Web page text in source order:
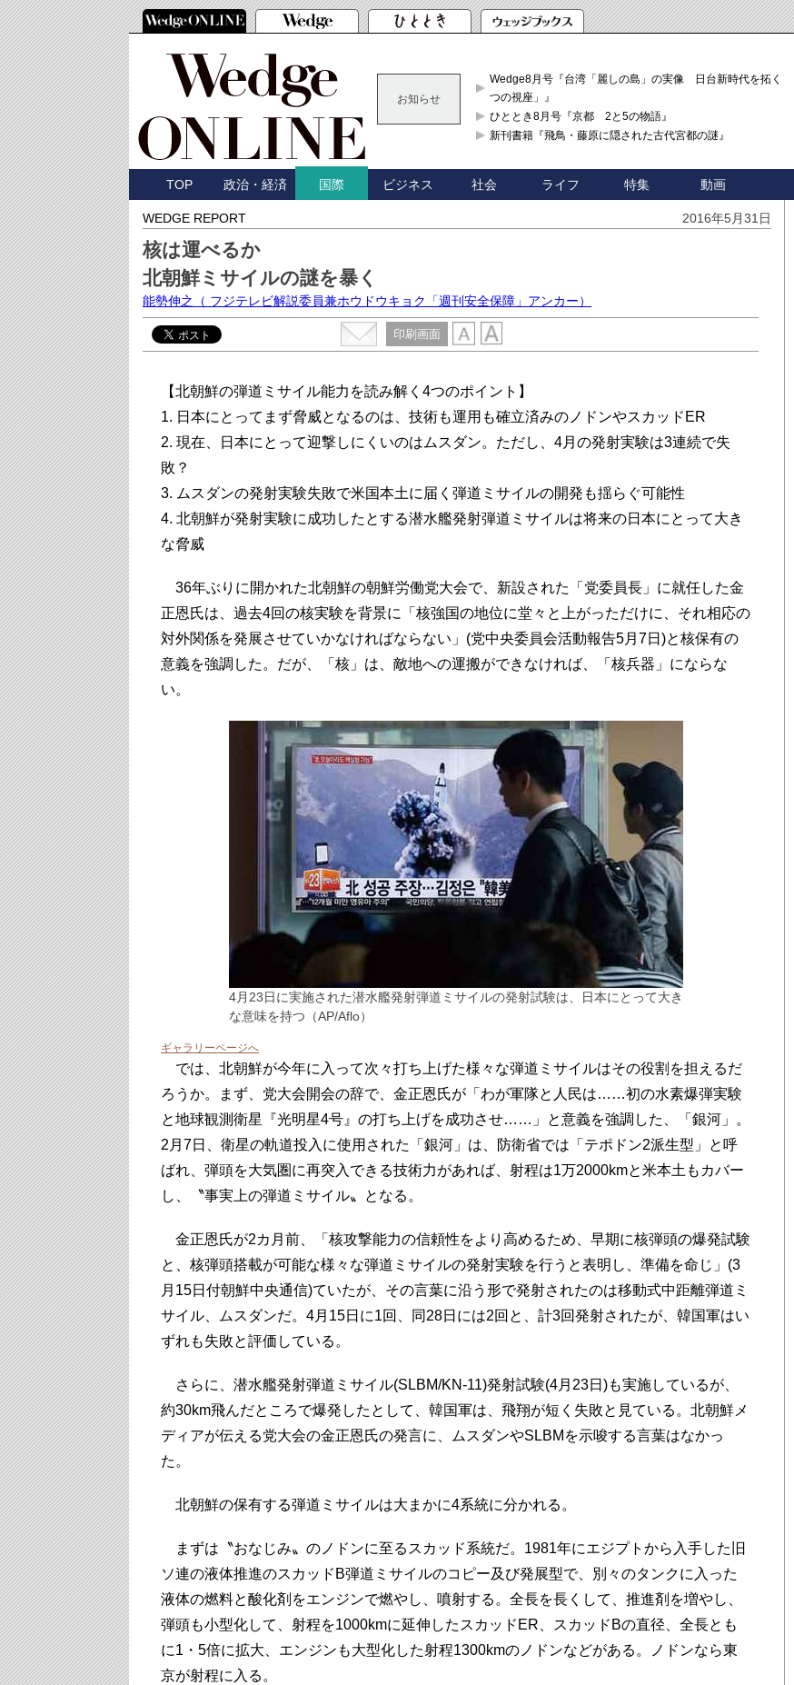
お知らせ
Wedge8月号『台湾「麗しの島」の実像 日台新時代を拓く「3
つの視座」』
ひととき8月号『京都 2と5の物語』
新刊書籍『飛鳥・藤原に隠された古代宮都の謎』
TOP 政治・経済 国際 ビジネス 社会 ライフ 特集 動画
WEDGE REPORT 2016年5月31日
核は運べるか
北朝鮮ミサイルの謎を暴く
能勢伸之 （ フジテレビ解説委員兼ホウドウキョク「週刊安全保障」アンカー）
印刷画面
【北朝鮮の弾道ミサイル能力を読み解く4つのポイント】
1. 日本にとってまず脅威となるのは、技術も運用も確立済みのノドンやスカッドER
2. 現在、日本にとって迎撃しにくいのはムスダン。ただし、4月の発射実験は3連続で失
敗？
3. ムスダンの発射実験失敗で米国本土に届く弾道ミサイルの開発も揺らぐ可能性
4. 北朝鮮が発射実験に成功したとする潜水艦発射弾道ミサイルは将来の日本にとって大き
な脅威
36年ぶりに開かれた北朝鮮の朝鮮労働党大会で、新設された「党委員長」に就任した金
正恩氏は、過去4回の核実験を背景に「核強国の地位に堂々と上がっただけに、それ相応の
対外関係を発展させていかなければならない」(党中央委員会活動報告5月7日)と核保有の
意義を強調した。だが、「核」は、敵地への運搬ができなければ、「核兵器」にならな
い。
4月23日に実施された潜水艦発射弾道ミサイルの発射試験は、日本にとって大き
な意味を持つ（AP/Aflo）
ギャラリーページへ
では、北朝鮮が今年に入って次々打ち上げた様々な弾道ミサイルはその役割を担えるだ
ろうか。まず、党大会開会の辞で、金正恩氏が「わが軍隊と人民は……初の水素爆弾実験
と地球観測衛星『光明星4号』の打ち上げを成功させ……」と意義を強調した、「銀河」。
2月7日、衛星の軌道投入に使用された「銀河」は、防衛省では「テポドン2派生型」と呼
ばれ、弾頭を大気圏に再突入できる技術力があれば、射程は1万2000kmと米本土もカバー
し、〝事実上の弾道ミサイル〟となる。
金正恩氏が2カ月前、「核攻撃能力の信頼性をより高めるため、早期に核弾頭の爆発試験
と、核弾頭搭載が可能な様々な弾道ミサイルの発射実験を行うと表明し、準備を命じ」(3
月15日付朝鮮中央通信)ていたが、その言葉に沿う形で発射されたのは移動式中距離弾道ミ
サイル、ムスダンだ。4月15日に1回、同28日には2回と、計3回発射されたが、韓国軍はい
ずれも失敗と評価している。
さらに、潜水艦発射弾道ミサイル(SLBM/KN-11)発射試験(4月23日)も実施しているが、
約30km飛んだところで爆発したとして、韓国軍は、飛翔が短く失敗と見ている。北朝鮮メ
ディアが伝える党大会の金正恩氏の発言に、ムスダンやSLBMを示唆する言葉はなかっ
た。
北朝鮮の保有する弾道ミサイルは大まかに4系統に分かれる。
まずは〝おなじみ〟のノドンに至るスカッド系統だ。1981年にエジプトから入手した旧
ソ連の液体推進のスカッドB弾道ミサイルのコピー及び発展型で、別々のタンクに入った
液体の燃料と酸化剤をエンジンで燃やし、噴射する。全長を長くして、推進剤を増やし、
弾頭も小型化して、射程を1000kmに延伸したスカッドER、スカッドBの直径、全長とも
に1・5倍に拡大、エンジンも大型化した射程1300kmのノドンなどがある。ノドンなら東
京が射程に入る。